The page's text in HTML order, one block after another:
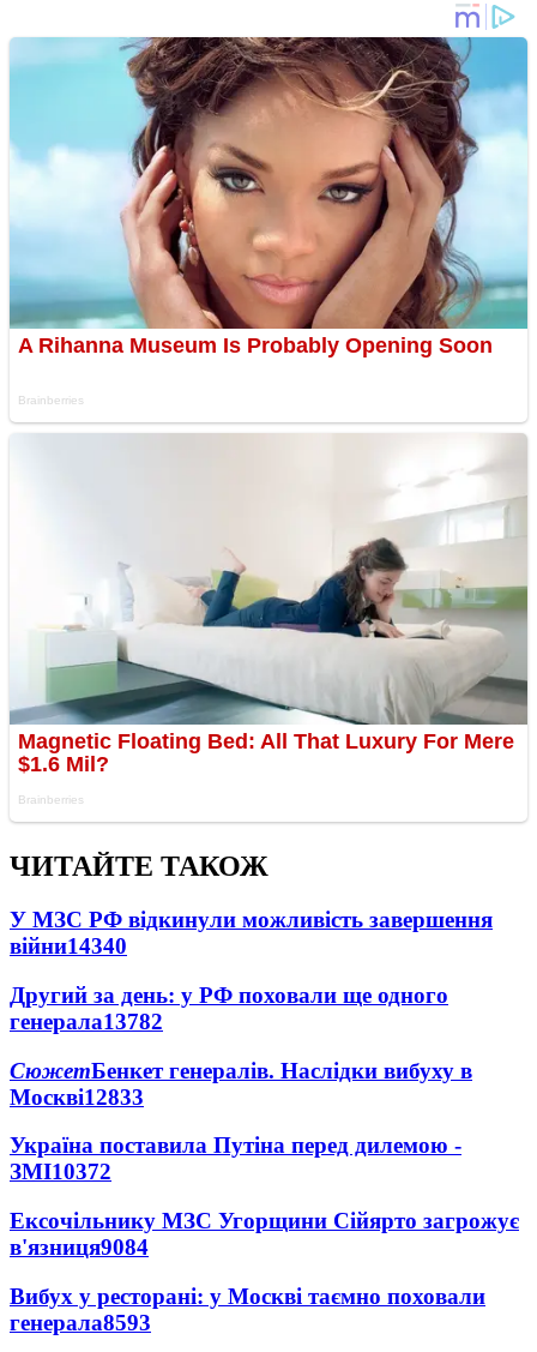
ЧИТАЙТЕ ТАКОЖ
У МЗС РФ відкинули можливість завершення
війни14340
Другий за день: у РФ поховали ще одного
генерала13782
СюжетБенкет генералів. Наслідки вибуху в
Москві12833
Україна поставила Путіна перед дилемою -
ЗМІ10372
Ексочільнику МЗС Угорщини Сійярто загрожує
в'язниця9084
Вибух у ресторані: у Москві таємно поховали
генерала8593